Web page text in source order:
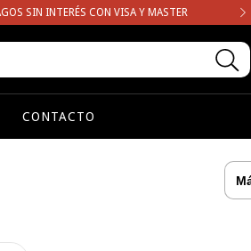
SIN INTERÉS CON VISA Y MASTER
CONTACTO